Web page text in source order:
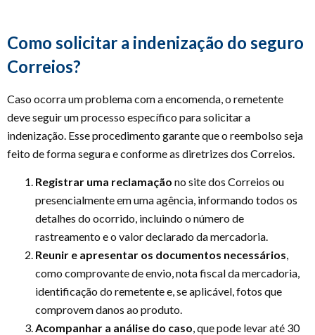
Como solicitar a indenização do seguro
Correios?
Caso ocorra um problema com a encomenda, o remetente
deve seguir um processo específico para solicitar a
indenização. Esse procedimento garante que o reembolso seja
feito de forma segura e conforme as diretrizes dos Correios.
Registrar uma reclamação no site dos Correios ou
presencialmente em uma agência, informando todos os
detalhes do ocorrido, incluindo o número de
rastreamento e o valor declarado da mercadoria.
Reunir e apresentar os documentos necessários,
como comprovante de envio, nota fiscal da mercadoria,
identificação do remetente e, se aplicável, fotos que
comprovem danos ao produto.
Acompanhar a análise do caso, que pode levar até 30